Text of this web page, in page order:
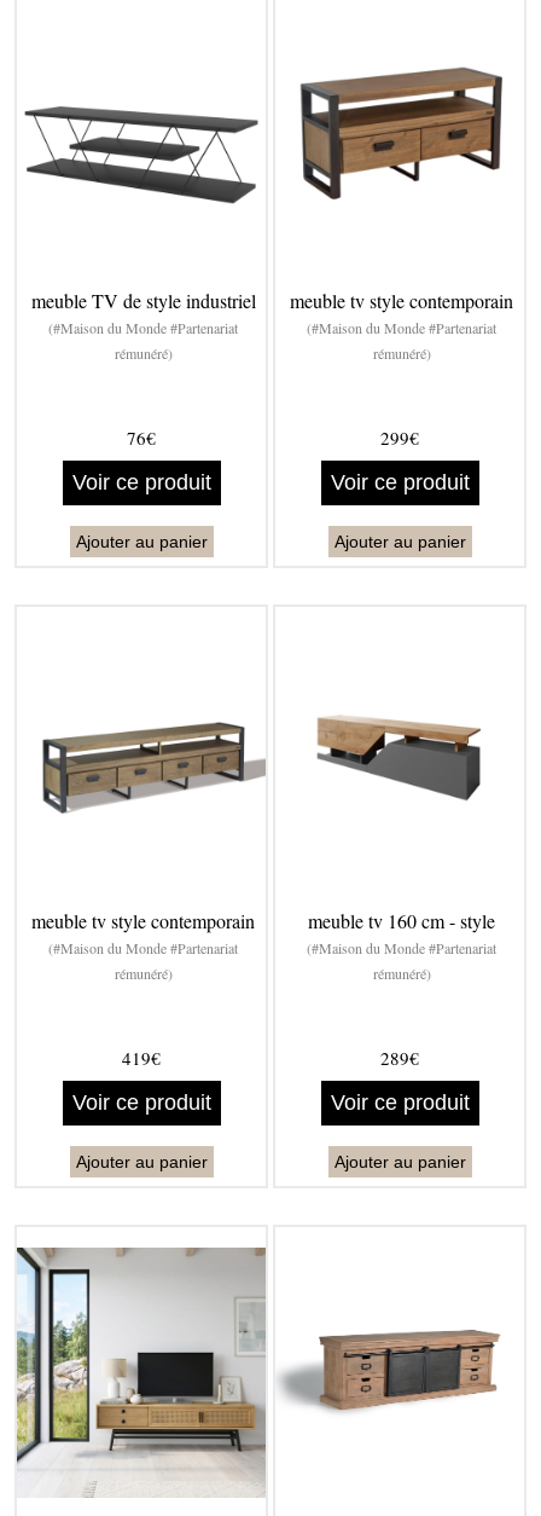
meuble TV de style industriel
(#Maison du Monde #Partenariat
rémunéré)
76€
Voir ce produit
Ajouter au panier
meuble tv style contemporain
(#Maison du Monde #Partenariat
rémunéré)
299€
Voir ce produit
Ajouter au panier
meuble tv style contemporain
(#Maison du Monde #Partenariat
rémunéré)
419€
Voir ce produit
Ajouter au panier
meuble tv 160 cm - style
(#Maison du Monde #Partenariat
rémunéré)
289€
Voir ce produit
Ajouter au panier